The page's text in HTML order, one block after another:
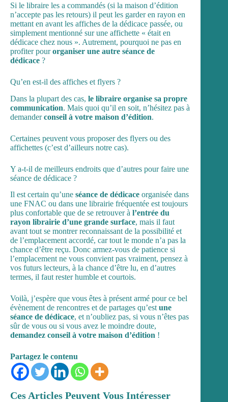
Si le libraire les a commandés (si la maison d’édition
n’accepte pas les retours) il peut les garder en rayon en
mettant en avant les affiches de la dédicace passée, ou
simplement mentionné sur une affichette « était en
dédicace chez nous ». Autrement, pourquoi ne pas en
profiter pourorganiser une autre séance de
dédicace ?
Qu’en est-il des affiches et flyers ?
Dans la plupart des cas, le libraire organise sa propre
communication. Mais quoi qu’il en soit, n’hésitez pas à
demanderconseil à votre maison d’édition.
Certaines peuvent vous proposer des flyers ou des
affichettes (c’est d’ailleurs notre cas).
Y a-t-il de meilleurs endroits que d’autres pour faire une
séance de dédicace ?
Il est certain qu’une séance de dédicace organisée dans
une FNAC ou dans une librairie fréquentée est toujours
plus confortable que de se retrouver à l’entrée du
rayon librairie d’une grande surface, mais il faut
avant tout se montrer reconnaissant de la possibilité et
de l’emplacement accordé, car tout le monde n’a pas la
chance d’être reçu. Donc armez-vous de patience si
l’emplacement ne vous convient pas vraiment, pensez à
vos futurs lecteurs, à la chance d’être lu, en d’autres
termes, il faut rester humble et courtois.
Voilà, j’espère que vous êtes à présent armé pour ce bel
évènement de rencontres et de partages qu’estune
séance de dédicace, et n’oubliez pas, si vous n’êtes pas
sûr de vous ou si vous avez le moindre doute,
demandez conseil à votre maison d’édition !
Partagez le contenu
Ces Articles Peuvent Vous Intéresser